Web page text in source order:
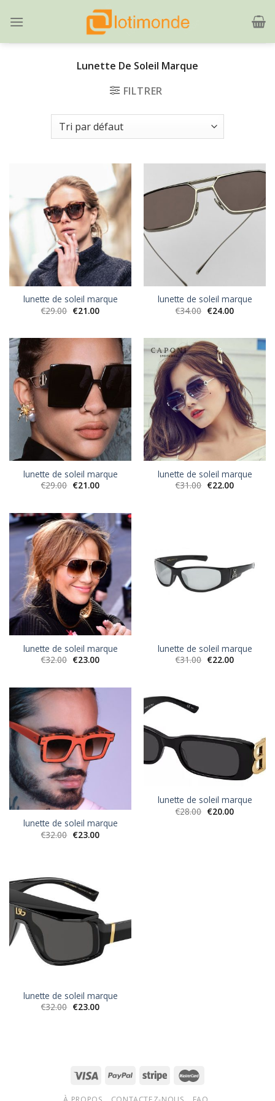
Lunette De Soleil Marque
FILTRER
lunette de soleil marque
€29.00 €21.00
lunette de soleil marque
€34.00 €24.00
lunette de soleil marque
€29.00 €21.00
lunette de soleil marque
€31.00 €22.00
lunette de soleil marque
€32.00 €23.00
lunette de soleil marque
€31.00 €22.00
lunette de soleil marque
€32.00 €23.00
lunette de soleil marque
€28.00 €20.00
lunette de soleil marque
€32.00 €23.00